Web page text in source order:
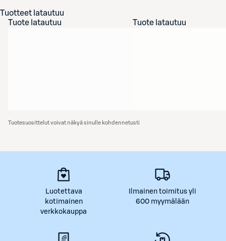
Tuotteet latautuu
Tuote latautuu
Tuote latautuu
Tuotesuosittelut voivat näkyä sinulle kohdennetusti
Luotettava
kotimainen
verkkokauppa
Ilmainen toimitus yli
600 myymälään